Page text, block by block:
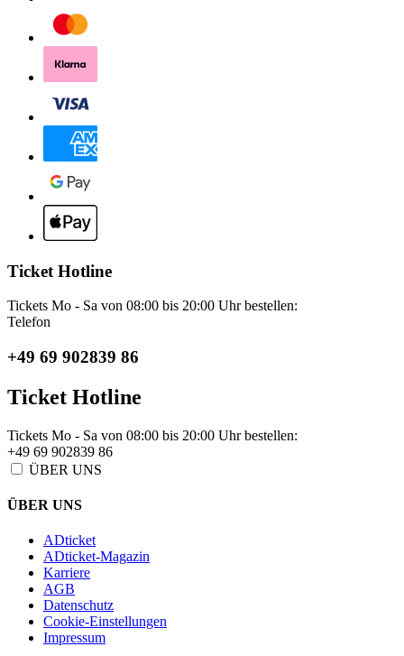
Ticket Hotline
Tickets Mo - Sa von 08:00 bis 20:00 Uhr bestellen:
Telefon
+49 69 902839 86
Ticket Hotline
Tickets Mo - Sa von 08:00 bis 20:00 Uhr bestellen:
+49 69 902839 86
ÜBER UNS
ÜBER UNS
ADticket
ADticket-Magazin
Karriere
AGB
Datenschutz
Cookie-Einstellungen
Impressum